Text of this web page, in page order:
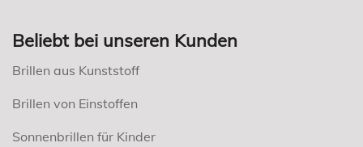
Beliebt bei unseren Kunden
Brillen aus Kunststoff
Brillen von Einstoffen
Sonnenbrillen für Kinder